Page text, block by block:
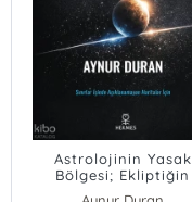
Astrolojinin Yasak
Bölgesi; Ekliptiğin